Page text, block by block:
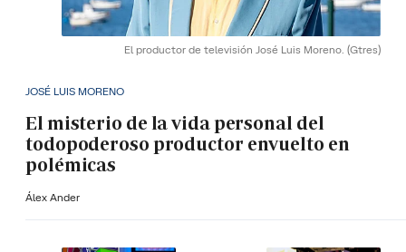
El productor de televisión José Luis Moreno. (Gtres)
JOSÉ LUIS MORENO
El misterio de la vida personal del
todopoderoso productor envuelto en
polémicas
Álex Ander